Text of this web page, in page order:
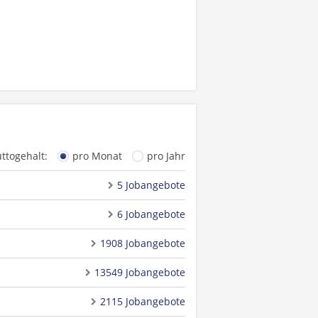
pro Monat pro Jahr
5 Jobangebote
6 Jobangebote
1908 Jobangebote
13549 Jobangebote
2115 Jobangebote